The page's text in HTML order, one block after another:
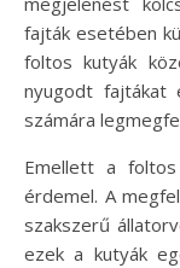
fajták esetében
foltos kutyák
nyugodt fajtákat
számára
Emellett a
érdemel. A
szakszerű
ezek a kutyák